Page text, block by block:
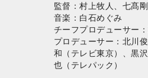
監督：村上牧人、七髙
音楽：白石めぐみ
チーフプロデューサー
プロデューサー：北川
和（テレビ東京）、黒
也（テレパック）